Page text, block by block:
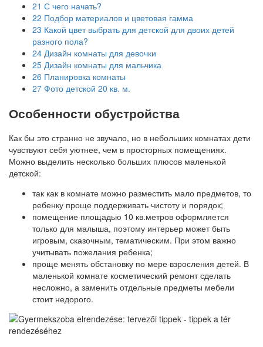
21 С чего начать?
22 Подбор материалов и цветовая гамма
23 Какой цвет выбрать для детской для двоих детей
разного пола?
24 Дизайн комнаты для девочки
25 Дизайн комнаты для мальчика
26 Планировка комнаты
27 Фото детской 20 кв. м.
Особенности обустройства
Как бы это странно не звучало, но в небольших комнатах дети
чувствуют себя уютнее, чем в просторных помещениях.
Можно выделить несколько больших плюсов маленькой
детской:
так как в комнате можно разместить мало предметов, то
ребенку проще поддерживать чистоту и порядок;
помещение площадью 10 кв.метров оформляется
только для малыша, поэтому интерьер может быть
игровым, сказочным, тематическим. При этом важно
учитывать пожелания ребенка;
проще менять обстановку по мере взросления детей. В
маленькой комнате косметический ремонт сделать
несложно, а заменить отдельные предметы мебели
стоит недорого.